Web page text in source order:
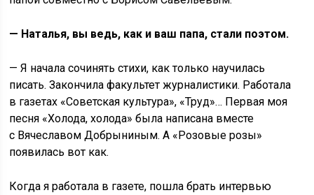
— Наталья, вы ведь, как и ваш папа, стали поэтом.
— Я начала сочинять стихи, как только научилась
писать. Закончила факультет журналистики. Работала
в газетах «Советская культура», «Труд»… Первая моя
песня «Холода, холода» была написана вместе
с Вячеславом Добрыниным. А «Розовые розы»
появилась вот как.
Когда я работала в газете, пошла брать интервью